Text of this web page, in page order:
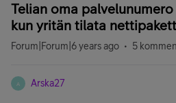
Telian oma
kun yritän tilata
Forum|Forum|6 years ago 5
A Arska27